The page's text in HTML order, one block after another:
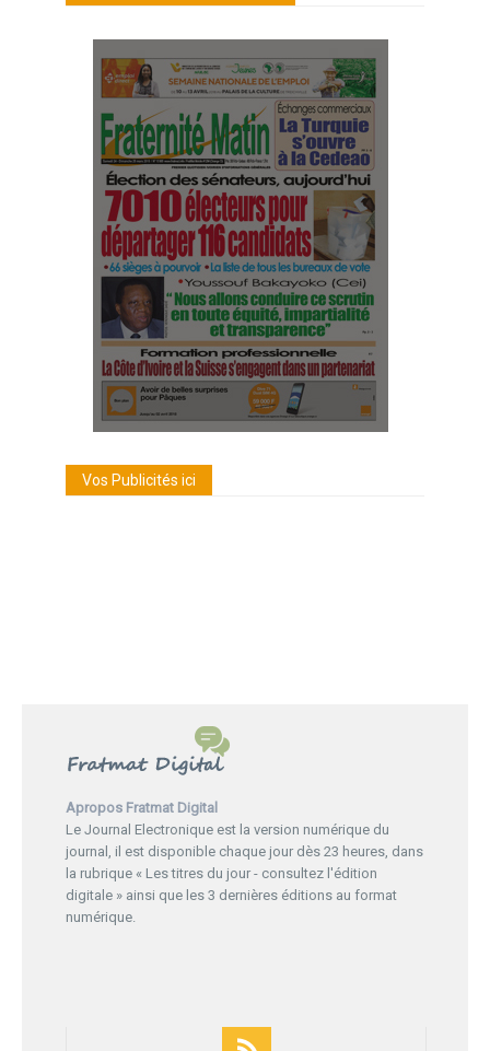
Vos Publicités ici
Apropos Fratmat Digital
Le Journal Electronique est la version numérique du
journal, il est disponible chaque jour dès 23 heures, dans
la rubrique « Les titres du jour - consultez l'édition
digitale » ainsi que les 3 dernières éditions au format
numérique.